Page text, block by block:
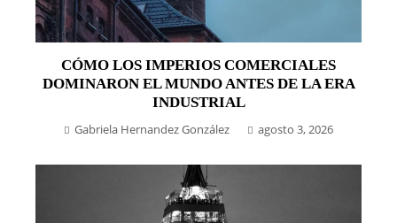
CÓMO LOS IMPERIOS COMERCIALES
DOMINARON EL MUNDO ANTES DE LA ERA
INDUSTRIAL
Gabriela Hernandez González agosto 3, 2026